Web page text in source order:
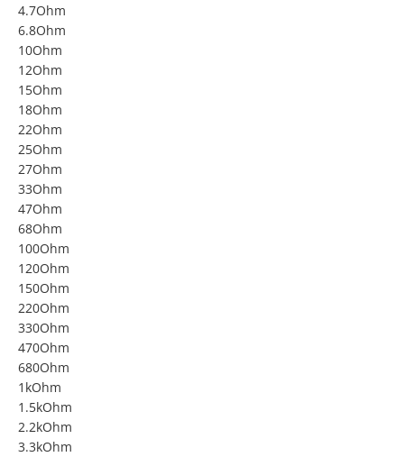
4.7Ohm
6.8Ohm
10Ohm
12Ohm
15Ohm
18Ohm
22Ohm
25Ohm
27Ohm
33Ohm
47Ohm
68Ohm
100Ohm
120Ohm
150Ohm
220Ohm
330Ohm
470Ohm
680Ohm
1kOhm
1.5kOhm
2.2kOhm
3.3kOhm